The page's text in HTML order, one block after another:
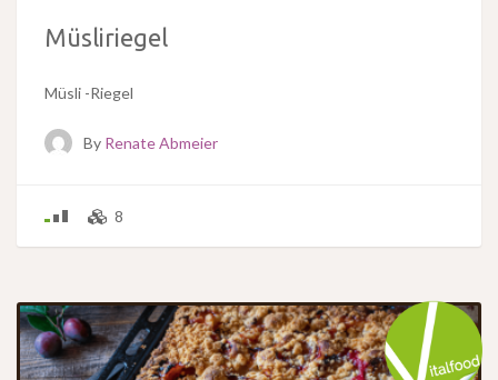
Müsliriegel
Müsli -Riegel
By Renate Abmeier
8